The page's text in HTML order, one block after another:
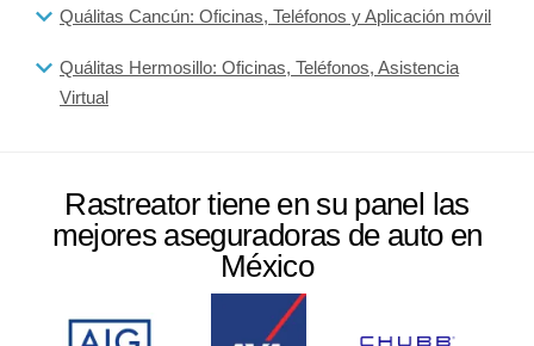
Quálitas Cancún: Oficinas, Teléfonos y Aplicación móvil
Quálitas Hermosillo: Oficinas, Teléfonos, Asistencia
Virtual
Rastreator tiene en su panel las
mejores aseguradoras de auto en
México